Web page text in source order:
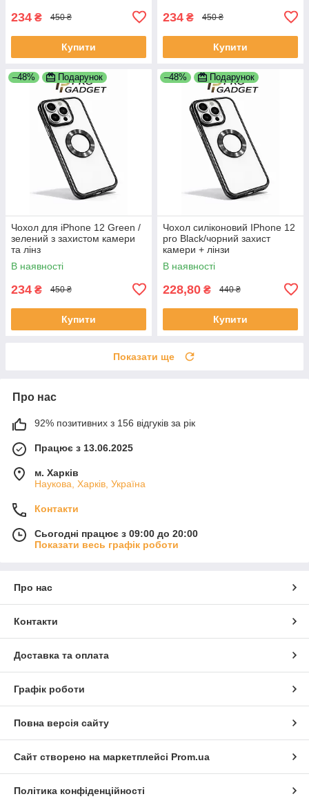
234 ₴ 450 ₴
Купити
234 ₴ 450 ₴
Купити
–48% Подарунок
Чохол для iPhone 12 Green /
зелений з захистом камери
та лінз
В наявності
234 ₴ 450 ₴
Купити
–48% Подарунок
Чохол силіконовий IPhone 12
pro Black/чорний захист
камери + лінзи
В наявності
228,80 ₴ 440 ₴
Купити
Показати ще
Про нас
92% позитивних з 156 відгуків за рік
Працює з 13.06.2025
м. Харків
Наукова, Харків, Україна
Контакти
Сьогодні працює з 09:00 до 20:00
Показати весь графік роботи
Про нас
Контакти
Доставка та оплата
Графік роботи
Повна версія сайту
Сайт створено на маркетплейсі Prom.ua
Політика конфіденційності